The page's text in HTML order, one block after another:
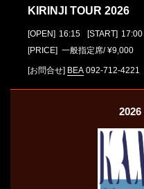
KIRINJI TOUR 2026
[OPEN] 16:15 [START] 17:00
[PRICE] ⼀般指定席/ ¥9,000
[お問合せ] BEA 092-712-4221
2026